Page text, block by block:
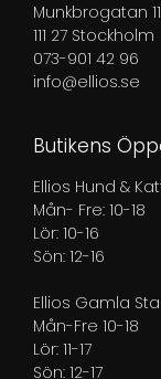
Munkbrogatan 11
111 27 Stockholm
073-901 42 96
info@ellios.se
Butikens
Ellios Hund &
Mån- Fre: 10-18
Lör: 10-16
Sön: 12-
Ellios Gamla
Mån-Fre 10-18
Lör: 11-17
Sön: 12-17